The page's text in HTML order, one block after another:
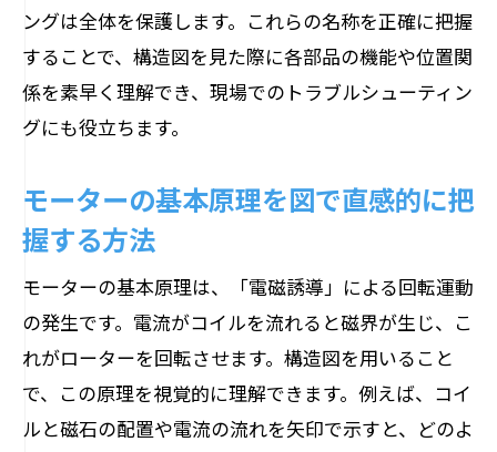
モーターの仕組みと回路の違いを深掘り
DCモーターとACモーターの主な特徴に注
目
構造図から読み解くDC・ACモーターの仕
モーターの用途別でわかる構造の違い
三相モーターの内部構造をやさしく解説
三相モーターの内部構造と基本原理を解
説
三相モーター構造図で内部の仕組みを理
解
三相モーターの特徴と構造の違いに注目
ングは全体を保護します。これらの名称を正確に把握
することで、構造図を見た際に各部品の機能や位置関
係を素早く理解でき、現場でのトラブルシューティン
グにも役立ちます。
モーターの基本原理を図で直感的に把
握する方法
モーターの基本原理は、「電磁誘導」による回転運動
の発生です。電流がコイルを流れると磁界が生じ、こ
れがローターを回転させます。構造図を用いること
で、この原理を視覚的に理解できます。例えば、コイ
ルと磁石の配置や電流の流れを矢印で示すと、どのよ